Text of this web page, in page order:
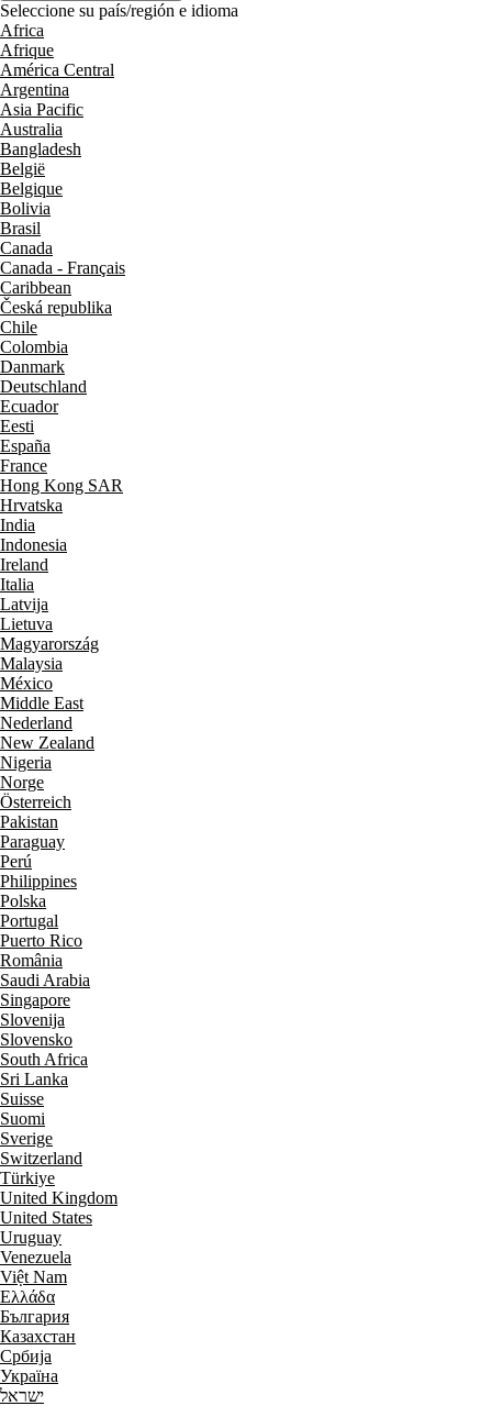
Seleccione su país/región e idioma
Africa
Afrique
América Central
Argentina
Asia Pacific
Australia
Bangladesh
België
Belgique
Bolivia
Brasil
Canada
Canada - Français
Caribbean
Česká republika
Chile
Colombia
Danmark
Deutschland
Ecuador
Eesti
España
France
Hong Kong SAR
Hrvatska
India
Indonesia
Ireland
Italia
Latvija
Lietuva
Magyarország
Malaysia
México
Middle East
Nederland
New Zealand
Nigeria
Norge
Österreich
Pakistan
Paraguay
Perú
Philippines
Polska
Portugal
Puerto Rico
România
Saudi Arabia
Singapore
Slovenija
Slovensko
South Africa
Sri Lanka
Suisse
Suomi
Sverige
Switzerland
Türkiye
United Kingdom
United States
Uruguay
Venezuela
Việt Nam
Ελλάδα
България
Казахстан
Србија
Україна
ישראל